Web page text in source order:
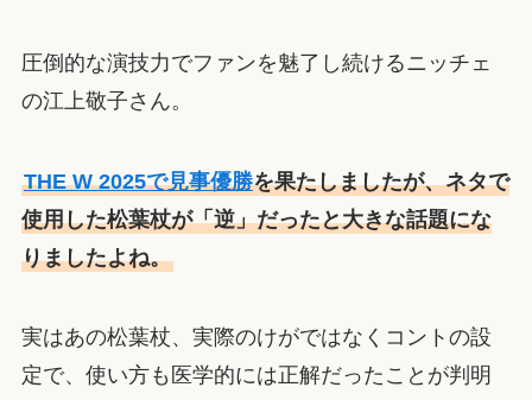
圧倒的な演技力でファンを魅了し続けるニッチェ
の江上敬子さん。
THE W 2025で見事優勝を果たしましたが、ネタで
使用した松葉杖が「逆」だったと大きな話題にな
りましたよね。
実はあの松葉杖、実際のけがではなくコントの設
定で、使い方も医学的には正解だったことが判明